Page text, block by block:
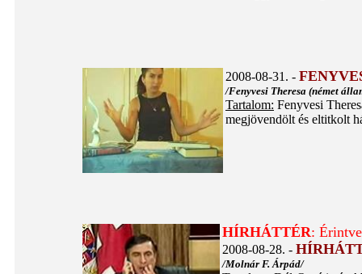
2008-08-31. -
/Fenyvesi Theresa (német
Tartalom: Fenyvesi
megjövendölt és eltitkolt
HÍRHÁTTÉR:
2008-08-28. -
/Molnár F. Árpád/